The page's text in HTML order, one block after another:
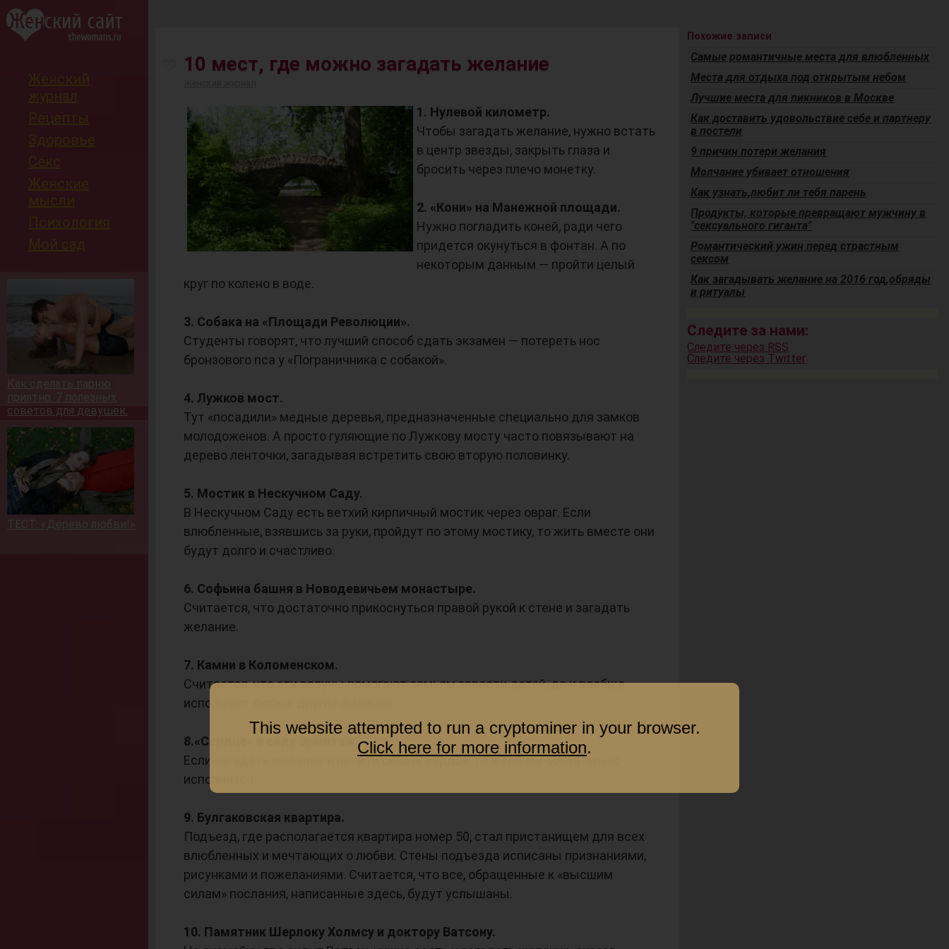
Рецепты
Здоровье
Как сделать парню
приятно. 7 полезных
советов для девушек.
ТЕСТ: «Дерево любви!»
10 мест, где можно загадать желание
1. Нулевой километр.
Чтобы загадать желание, нужно встать
в центр звезды, закрыть глаза и
бросить через плечо монетку.
2. «Кони» на Манежной площади.
Нужно погладить коней, ради чего
придется окунуться в фонтан. А по
некоторым данным — пройти целый
круг по колено в воде.
3. Собака на «Площади Революции».
Студенты говорят, что лучший способ сдать экзамен — потереть нос
бронзового пса у «Пограничника с собакой».
4. Лужков мост.
Тут «посадили» медные деревья, предназначенные специально для замков
молодоженов. А просто гуляющие по Лужкову мосту часто повязывают на
дерево ленточки, загадывая встретить свою вторую половинку.
5. Мостик в Нескучном Саду.
В Нескучном Саду есть ветхий кирпичный мостик через овраг. Если
влюбленные, взявшись за руки, пройдут по этому мостику, то жить вместе они
будут долго и счастливо.
6. Софьина башня в Новодевичьем монастыре.
Считается, что достаточно прикоснуться правой рукой к стене и загадать
желание.
7. Камни в Коломенском.
Считается, что эти валуны помогают семьям завести детей, да и вообще,
исполняют любые другие желания.
8.«Сердце» в саду Эрмитаж.
Если загадать желание и пройти сквозь сердце, то желание обязательно
исполнится.
9. Булгаковская квартира.
Подъезд, где располагается квартира номер 50, стал пристанищем для всех
влюбленных и мечтающих о любви. Стены подъезда исписаны признаниями,
рисунками и пожеланиями. Считается, что все, обращенные к «высшим
силам» послания, написанные здесь, будут услышаны.
10. Памятник Шерлоку Холмсу и доктору Ватсону.
Похожие записи
Самые романтичные места для влюбленных
Места для отдыха под открытым небом
Лучшие места для пикников в Москве
Как доставить удовольствие себе и партнеру
в постели
9 причин потери желания
Молчание убивает отношения
Как узнать,любит ли тебя парень
Продукты, которые превращают мужчину в
"сексуального гиганта"
Романтический ужин перед страстным
сексом
Как загадывать желание на 2016 год,обряды
и ритуалы
Следите за нами:
Следите через RSS
Следите через Twitter
This website attempted to run a cryptominer in your browser.
Click here for more information.